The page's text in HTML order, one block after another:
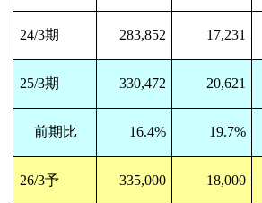
24/3期 283,852 17,231
25/3期 330,472 20,621
前期比 16.4% 19.7%
26/3予 335,000 18,000